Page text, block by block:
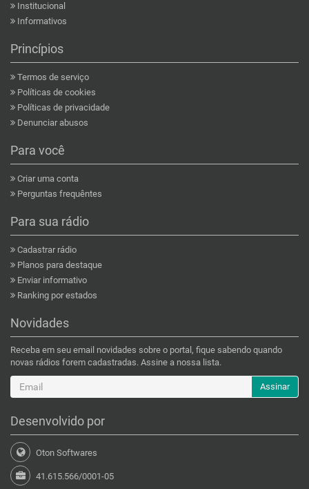
Institucional
Informativos
Princípios
Termos de serviço
Políticas de cookies
Políticas de privacidade
Denunciar abusos
Para você
Criar uma conta
Perguntas frequêntes
Para sua rádio
Cadastrar rádio
Planos para destaque
Enviar informativo
Ranking por estados
Novidades
Receba em seu email novidades sobre o portal, fique sabendo quando
novas rádios forem cadastradas. Assine a nossa lista.
Assinar
Desenvolvido por
Oton Softwares
41.615.566/0001-05